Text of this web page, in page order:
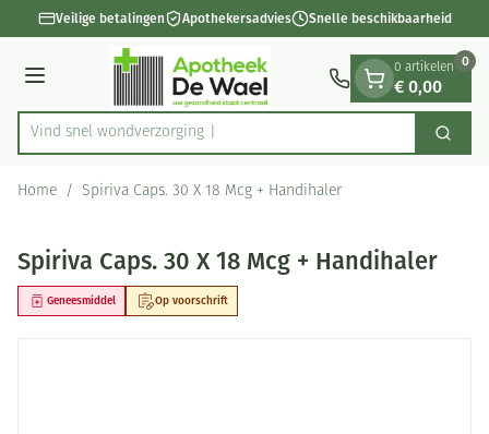
Ga naar de inhoud
1 van 1Veilige betalingen Apothekersadvies Snelle beschikbaarheid
Menu
Product, merk, categorie...
Vind snel wondve Zoek
0 artikelen
€ 0,00
0
Home / Spiriva Caps. 30 X 18 Mcg + Handihaler
Spiriva Caps. 30 X 18 Mcg + Handihaler
Op voorschrift
Geneesmiddel